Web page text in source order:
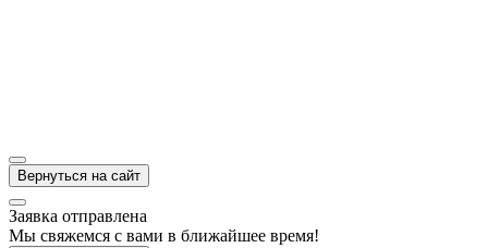
Вернуться на сайт
Заявка отправлена
Мы свяжемся с вами в ближайшее время!